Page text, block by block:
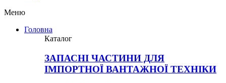
Меню
Головна
Каталог
ЗАПАСНІ ЧАСТИНИ ДЛЯ
ІМПОРТНОЇ ВАНТАЖНОЇ ТЕХНІКИ